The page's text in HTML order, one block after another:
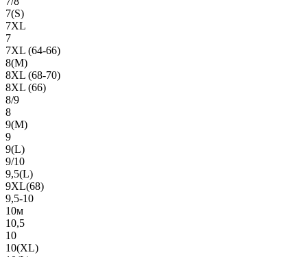
7(S)
7XL
7
7XL (64-66)
8(М)
8XL (68-70)
8XL (66)
8/9
8
9(М)
9
9(L)
9/10
9,5(L)
9XL(68)
9,5-10
10м
10,5
10
10(XL)